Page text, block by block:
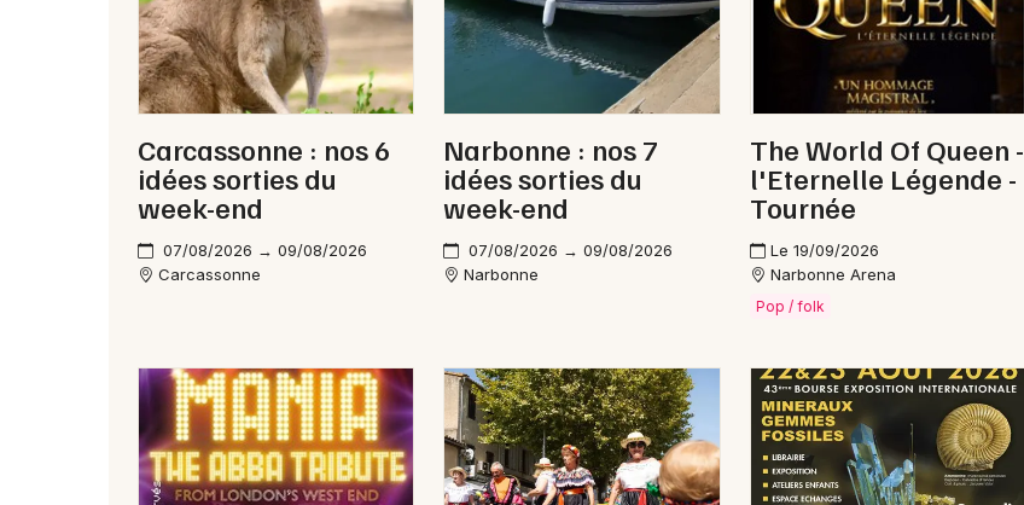
Carcassonne : nos 6
idées sorties du
week-end
07/08/2026 → 09/08/2026
Carcassonne
Narbonne : nos 7
idées sorties du
week-end
07/08/2026 → 09/08/2026
Narbonne
The World Of Queen -
l'Eternelle Légende -
Tournée
Le 19/09/2026
Narbonne Arena
Pop / folk